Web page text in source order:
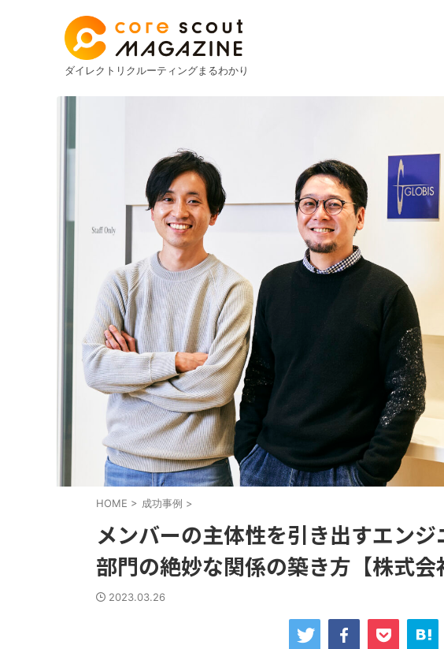
ダイレクトリクルーティングまるわかり
HOME > 成功事例 >
メンバーの主体性を引き出すエン
部門の絶妙な関係の築き方【株式会
2023.03.26